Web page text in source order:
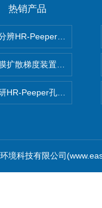
热销产品
辨HR-Peeper采样器孔隙
扩散梯度装置 Agl DGT
HR-Peeper孔隙水采样器
境科技有限公司